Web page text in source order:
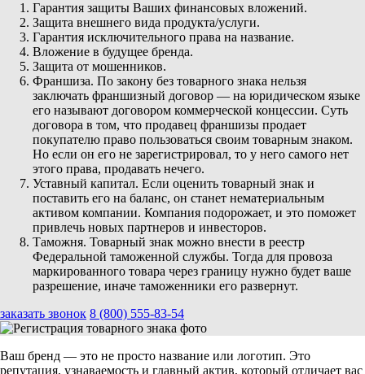
Гарантия защиты Ваших финансовых вложений.
Защита внешнего вида продукта/услуги.
Гарантия исключительного права на название.
Вложение в будущее бренда.
Защита от мошенников.
Франшиза. По закону без товарного знака нельзя
заключать франшизный договор — на юридическом языке
его называют договором коммерческой концессии. Суть
договора в том, что продавец франшизы продает
покупателю право пользоваться своим товарным знаком.
Но если он его не зарегистрировал, то у него самого нет
этого права, продавать нечего.
Уставный капитал. Если оценить товарный знак и
поставить его на баланс, он станет нематериальным
активом компании. Компания подорожает, и это поможет
привлечь новых партнеров и инвесторов.
Таможня. Товарный знак можно внести в реестр
Федеральной таможенной службы. Тогда для провоза
маркированного товара через границу нужно будет ваше
разрешение, иначе таможенники его развернут.
заказать звонок 8 (800) 555-83-54
Ваш бренд — это не просто название или логотип. Это
репутация, узнаваемость и главный актив, который отличает вас